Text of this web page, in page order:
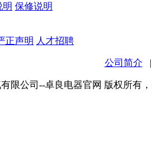
明 保修说明
正声明 人才招聘
公司简介
限公司--卓良电器官网 版权所有